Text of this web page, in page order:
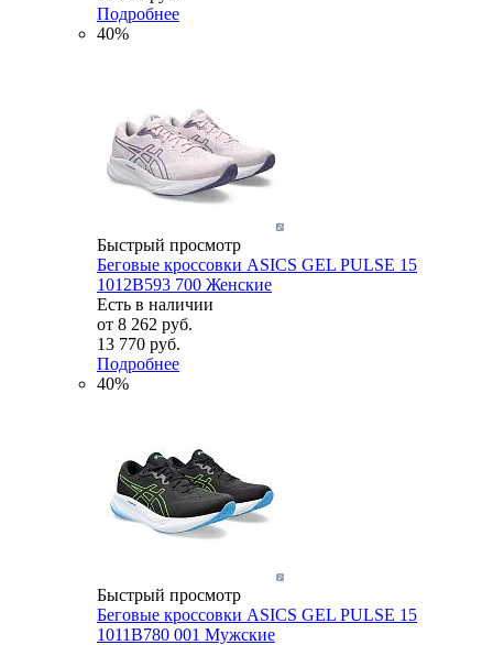
Подробнее
40%
Быстрый просмотр
Беговые кроссовки ASICS GEL PULSE 15
1012B593 700 Женские
Есть в наличии
от 8 262 руб.
13 770 руб.
Подробнее
40%
Быстрый просмотр
Беговые кроссовки ASICS GEL PULSE 15
1011B780 001 Мужские